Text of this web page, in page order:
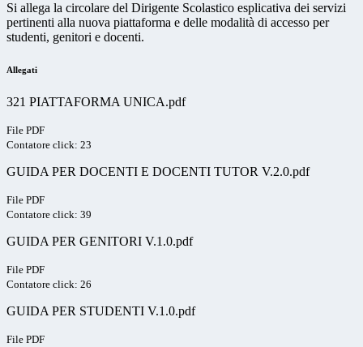
Si allega la circolare del Dirigente Scolastico esplicativa dei servizi
pertinenti alla nuova piattaforma e delle modalità di accesso per
studenti, genitori e docenti.
Allegati
321 PIATTAFORMA UNICA.pdf
File PDF
Contatore click: 23
GUIDA PER DOCENTI E DOCENTI TUTOR V.2.0.pdf
File PDF
Contatore click: 39
GUIDA PER GENITORI V.1.0.pdf
File PDF
Contatore click: 26
GUIDA PER STUDENTI V.1.0.pdf
File PDF